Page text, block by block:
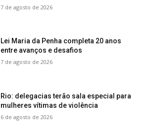
7 de agosto de 2026
Lei Maria da Penha completa 20 anos
entre avanços e desafios
7 de agosto de 2026
Rio: delegacias terão sala especial para
mulheres vítimas de violência
6 de agosto de 2026